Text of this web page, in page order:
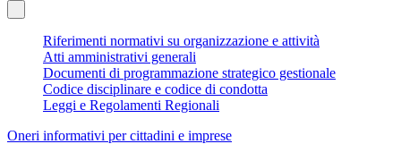
Riferimenti normativi su organizzazione e attività
Atti amministrativi generali
Documenti di programmazione strategico gestionale
Codice disciplinare e codice di condotta
Leggi e Regolamenti Regionali
Oneri informativi per cittadini e imprese